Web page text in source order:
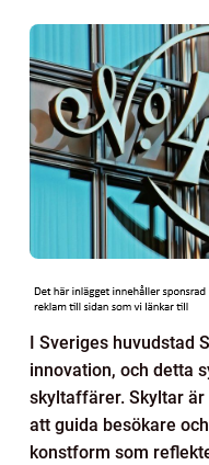
I Sveriges huvudstad
innovation, och detta
skyltaffärer. Skyltar
att guida besökare
konstform som